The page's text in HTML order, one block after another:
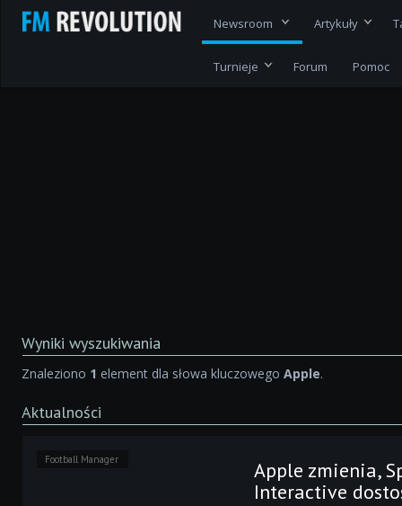
Newsroom Artykuły
Turnieje Forum Pomoc
Wyniki wyszukiwania
Znaleziono 1 element dla słowa kluczowegoApple.
Aktualności
Football Manager
Apple zmienia,
Interactive